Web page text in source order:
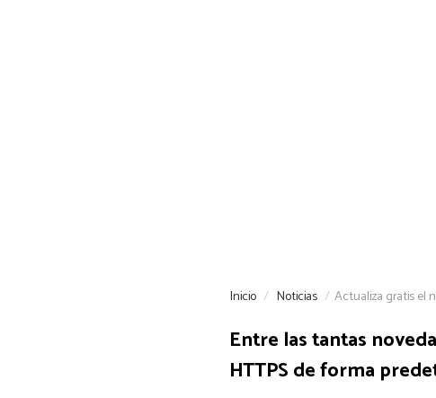
Inicio Noticias Actualiza gratis el
Entre las tantas
HTTPS de forma